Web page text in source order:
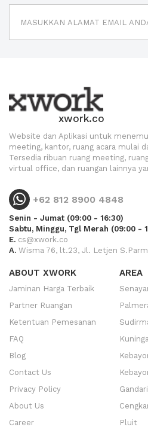
xwork.co
Website dan Aplikasi untuk
meeting, kantor, ruang acara mulai
Tersedia ribuan ruang meeting,
virtual office, dan ruangan lainnya
+62 812 8900 4848
Senin - Jumat (09:00 - 16:30)
Sabtu, Minggu, Tgl Merah (09:00 -
E. cs@xwork.co
A. Wisma 76, lt.23, Jl. Letjen
ABOUT XWORK
Jaminan Harga Terbaik
Partner Ruangan
Ketentuan Pemesanan
FAQ
Blog
Contact Us
Privacy Policy
About Us
Career
AREA
Pluit